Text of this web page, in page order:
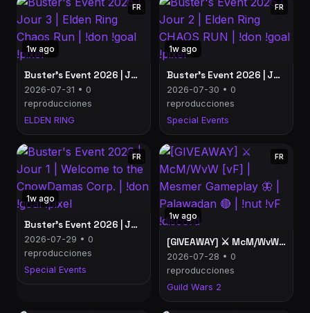
1w ago
FR
Buster's Event 2026 | Jour 3 | Elden Ring Chaos Run | !don !goal !pixel
2026-07-31 • 0
reproducciones
ELDEN RING
1w ago
FR
Buster's Event 2026 | Jour 2 | Elden Ring CHAOS RUN | !don !goal !pixel
2026-07-30 • 0
reproducciones
Special Events
1w ago
FR
Buster's Event 2026 | Jour 1 | Welcome to the CnowDamas Corp. | !don !goal !pixel
2026-07-29 • 0
reproducciones
Special Events
1w ago
FR
[GIVEAWAY] ⚔️ McM/WvW [vF] | Mesmer Gameplay 🦋 | Palawadan 🔴 | !nut !vF !discord
2026-07-28 • 0
reproducciones
Guild Wars 2